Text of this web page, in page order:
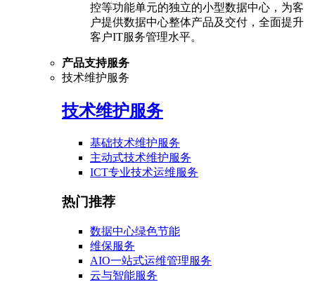
控等功能单元的独立的小型数据中心，为客
户提供数据中心整体产品及交付，全面提升
客户IT服务管理水平。
产品支持服务
技术维护服务
技术维护服务
基础技术维护服务
主动式技术维护服务
ICT专业技术运维服务
热门推荐
数据中心绿色节能
维保服务
AIO一站式运维管理服务
云与智能服务